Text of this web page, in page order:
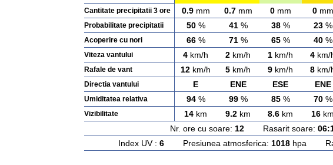
Cantitate precipitatii 3 ore 0.9mm 0.7mm 0mm 0mm
Probabilitate precipitatii 50% 41% 38% 23%
Acoperire cu nori 66% 71% 65% 40%
Viteza vantului 4 km/h 2 km/h 1 km/h 4 km/
Rafale de vant 12 km/h 5 km/h 9 km/h 8 km/
Directia vantului E ENE ESE ENE
Umiditatea relativa 94% 99% 85% 70%
Vizibilitate 14 km 9.2 km 8.6 km 16 km
Nr. ore cu soare: 12 Rasarit soare:
Index UV : 6 Presiunea atmosferica: 1018 hpa